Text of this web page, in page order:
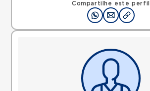
Compartilhe este perfil